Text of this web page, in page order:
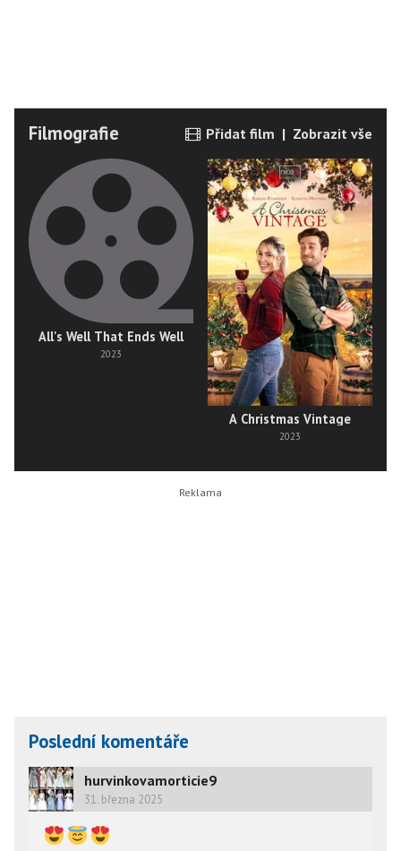
Filmografie Přidat film | Zobrazit vše
All's Well That Ends Well
2023
A Christmas Vintage
2023
Poslední komentáře
hurvinkovamorticie9
31. března 2025